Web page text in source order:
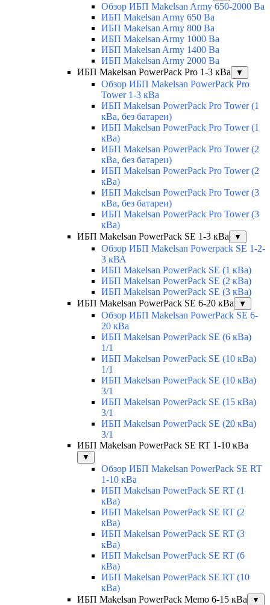
Обзор ИБП Makelsan Army 650-2000 Ва
ИБП Makelsan Army 650 Ва
ИБП Makelsan Army 800 Ва
ИБП Makelsan Army 1000 Ва
ИБП Makelsan Army 1400 Ва
ИБП Makelsan Army 2000 Ва
ИБП Makelsan PowerPack Pro 1-3 кВа
▼
Обзор ИБП Makelsan PowerPack Pro
Tower 1-3 кВа
ИБП Makelsan PowerPack Pro Tower (1
кВа, без батареи)
ИБП Makelsan PowerPack Pro Tower (1
кВа)
ИБП Makelsan PowerPack Pro Tower (2
кВа, без батареи)
ИБП Makelsan PowerPack Pro Tower (2
кВа)
ИБП Makelsan PowerPack Pro Tower (3
кВа, без батареи)
ИБП Makelsan PowerPack Pro Tower (3
кВа)
ИБП Makelsan PowerPack SE 1-3 кВа
▼
Обзор ИБП Makelsan Powerpack SE 1-2-
3 кВА
ИБП Makelsan PowerPack SE (1 кВа)
ИБП Makelsan PowerPack SE (2 кВа)
ИБП Makelsan PowerPack SE (3 кВа)
ИБП Makelsan PowerPack SE 6-20 кВа
▼
Обзор ИБП Makelsan PowerPack SE 6-
20 кВа
ИБП Makelsan PowerPack SE (6 кВа)
1/1
ИБП Makelsan PowerPack SE (10 кВа)
1/1
ИБП Makelsan PowerPack SE (10 кВа)
3/1
ИБП Makelsan PowerPack SE (15 кВа)
3/1
ИБП Makelsan PowerPack SE (20 кВа)
3/1
ИБП Makelsan PowerPack SE RT 1-10 кВа
▼
Обзор ИБП Makelsan PowerPack SE RT
1-10 кВа
ИБП Makelsan PowerPack SE RT (1
кВа)
ИБП Makelsan PowerPack SE RT (2
кВа)
ИБП Makelsan PowerPack SE RT (3
кВа)
ИБП Makelsan PowerPack SE RT (6
кВа)
ИБП Makelsan PowerPack SE RT (10
кВа)
ИБП Makelsan PowerPack Memo 6-15 кВа
▼